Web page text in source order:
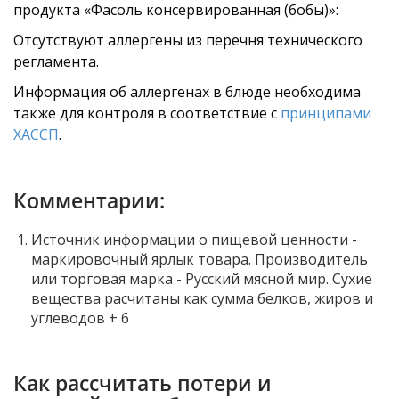
продукта «Фасоль консервированная (бобы)»:
Отсутствуют аллергены из перечня технического
регламента.
Информация об аллергенах в блюде необходима
также для контроля в соответствие с принципами
ХАССП.
Комментарии:
Источник информации о пищевой ценности -
маркировочный ярлык товара. Производитель
или торговая марка - Русский мясной мир. Сухие
вещества расчитаны как сумма белков, жиров и
углеводов + 6
Как рассчитать потери и